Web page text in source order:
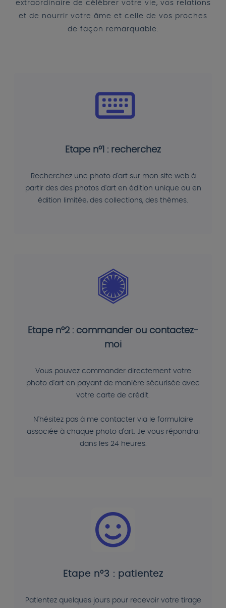
extraordinaire de célébrer votre vie, vos relations
et de nourrir votre âme et celle de vos proches
de façon remarquable.
Etape n°1 : recherchez
Recherchez une photo d'art sur mon site web à
partir des des photos d'art en édition unique ou en
édition limitée, des collections, des thèmes.
Etape n°2 : commander ou contactez-
moi
Vous pouvez commander directement votre
photo d'art en payant de manière sécurisée avec
votre carte de crédit.
N'hésitez pas à me contacter via le formulaire
associée à chaque photo d'art. Je vous répondrai
dans les 24 heures.
Etape n°3 : patientez
Patientez quelques jours pour recevoir votre tirage